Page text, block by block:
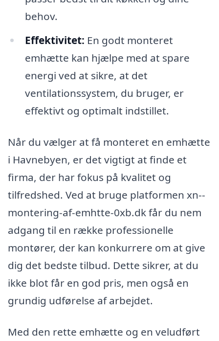
behov.
Effektivitet: En godt monteret
emhætte kan hjælpe med at spare
energi ved at sikre, at det
ventilationssystem, du bruger, er
effektivt og optimalt indstillet.
Når du vælger at få monteret en emhætte
i Havnebyen, er det vigtigt at finde et
firma, der har fokus på kvalitet og
tilfredshed. Ved at bruge platformen xn--
montering-af-emhtte-0xb.dk får du nem
adgang til en række professionelle
montører, der kan konkurrere om at give
dig det bedste tilbud. Dette sikrer, at du
ikke blot får en god pris, men også en
grundig udførelse af arbejdet.
Med den rette emhætte og en veludført